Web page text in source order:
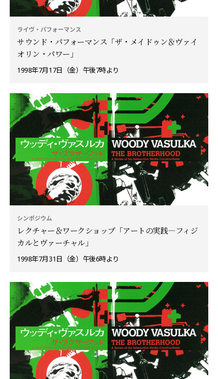
ライヴ・パフォーマンス
サウンド・パフォーマンス「ザ・メイドゥン＆ヴァイ
オリン・パワー」
1998年7月17日（金）午後7時より
シンポジウム
レクチャー＆ワークショップ「アートの実践—フィジ
カルとヴァーチャル」
1998年7月31日（金）午後6時より